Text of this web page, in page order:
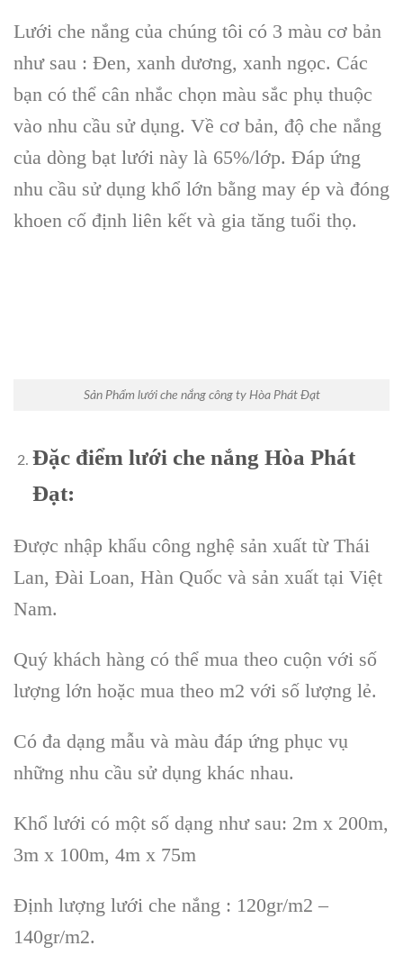
Lưới che nắng của chúng tôi có 3 màu cơ bản
như sau : Đen, xanh dương, xanh ngọc. Các
bạn có thể cân nhắc chọn màu sắc phụ thuộc
vào nhu cầu sử dụng. Về cơ bản, độ che nắng
của dòng bạt lưới này là 65%/lớp. Đáp ứng
nhu cầu sử dụng khổ lớn bằng may ép và đóng
khoen cố định liên kết và gia tăng tuổi thọ.
Sản Phẩm lưới che nắng công ty Hòa Phát Đạt
Đặc điểm lưới che nắng Hòa Phát
Đạt:
Được nhập khẩu công nghệ sản xuất từ Thái
Lan, Đài Loan, Hàn Quốc và sản xuất tại Việt
Nam.
Quý khách hàng có thể mua theo cuộn với số
lượng lớn hoặc mua theo m2 với số lượng lẻ.
Có đa dạng mẫu và màu đáp ứng phục vụ
những nhu cầu sử dụng khác nhau.
Khổ lưới có một số dạng như sau: 2m x 200m,
3m x 100m, 4m x 75m
Định lượng lưới che nắng : 120gr/m2 –
140gr/m2.